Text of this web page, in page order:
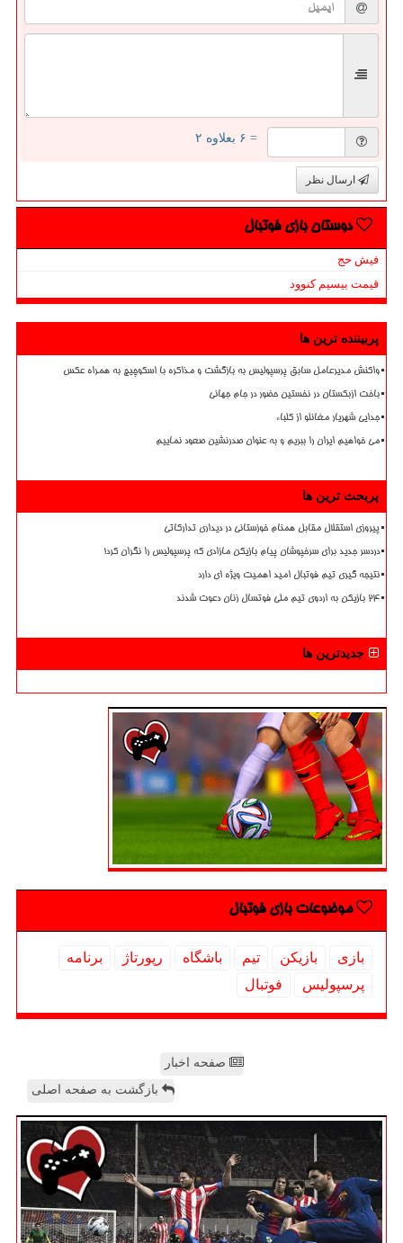
= ۶ بعلاوه ۲
ارسال نظر
دوستان بازی فوتبال
فیش حج
قیمت بیسیم کنوود
پربیننده ترین ها
واکنش مدیرعامل سابق پرسپولیس به بازگشت و مذاکره با اسکوچیچ به همراه عکس
باخت ازبکستان در نخستین حضور در جام جهانی
جدایی شهریار مغانلو از کلباء
می خواهیم ایران را ببریم و به عنوان صدرنشین صعود نماییم
پربحث ترین ها
پیروزی استقلال مقابل همنام خوزستانی در دیداری تدارکاتی
دردسر جدید برای سرخپوشان پیام بازیکن مازادی که پرسپولیس را نگران کرد!
نتیجه گیری تیم فوتبال امید اهمیت ویژه ای دارد
۲۴ بازیکن به اردوی تیم ملی فوتسال زنان دعوت شدند
جدیدترین ها
موضوعات بازی فوتبال
بازی بازیكن تیم باشگاه رپورتاژ
برنامه
پرسپولیس
فوتبال
صفحه اخبار
بازگشت به صفحه اصلی